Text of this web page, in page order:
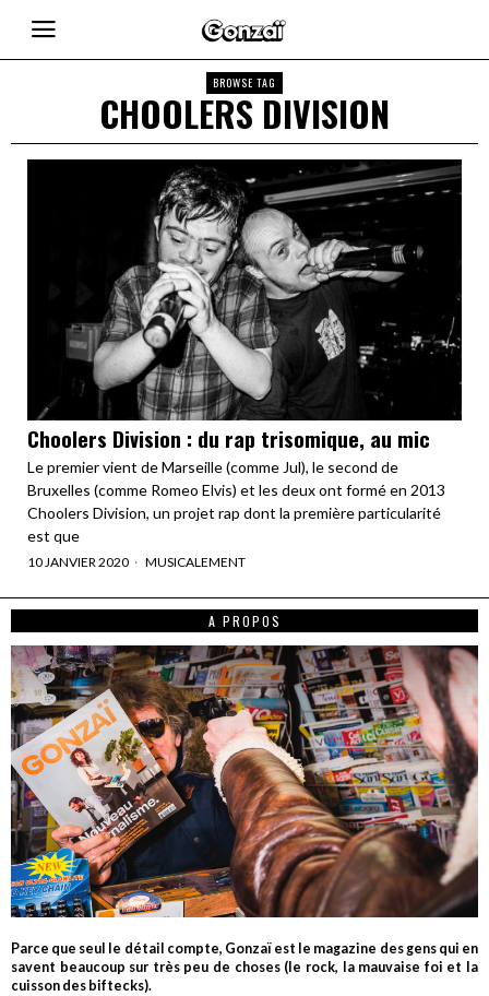
BROWSE TAG
CHOOLERS DIVISION
Choolers Division : du rap trisomique, au mic
Le premier vient de Marseille (comme Jul), le second de
Bruxelles (comme Romeo Elvis) et les deux ont formé en 2013
Choolers Division, un projet rap dont la première particularité
est que
10 JANVIER 2020 MUSICALEMENT
A PROPOS
Parce que seul le détail compte, Gonzaï est le magazine des gens qui en
savent beaucoup sur très peu de choses (le rock, la mauvaise foi et la
cuisson des biftecks).